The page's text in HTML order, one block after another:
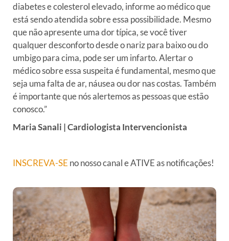
diabetes e colesterol elevado, informe ao médico que
está sendo atendida sobre essa possibilidade. Mesmo
que não apresente uma dor típica, se você tiver
qualquer desconforto desde o nariz para baixo ou do
umbigo para cima, pode ser um infarto. Alertar o
médico sobre essa suspeita é fundamental, mesmo que
seja uma falta de ar, náusea ou dor nas costas. Também
é importante que nós alertemos as pessoas que estão
conosco.”
Maria Sanali | Cardiologista Intervencionista
INSCREVA-SE no nosso canal e ATIVE as notificações!